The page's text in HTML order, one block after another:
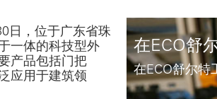
日，位于广东省珠
一体的科技型外
产品包括门把
应用于建筑领
在ECO舒
在ECO舒尔特